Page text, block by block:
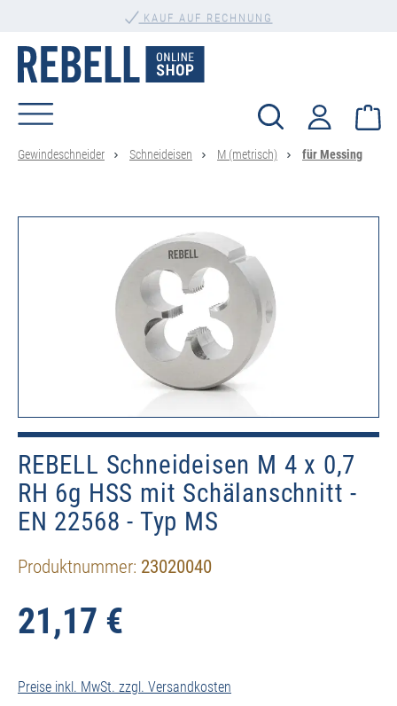
KAUF AUF RECHNUNG
Gewindeschneider Schneideisen M (metrisch) für Messing
REBELL Schneideisen M 4 x 0,7
RH 6g HSS mit Schälanschnitt -
EN 22568 - Typ MS
Produktnummer: 23020040
21,17 €
Preise inkl. MwSt. zzgl. Versandkosten